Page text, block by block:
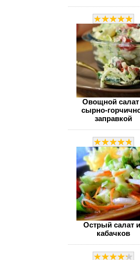
Овощной салат
сырно-
заправкой
Острый салат
кабачков